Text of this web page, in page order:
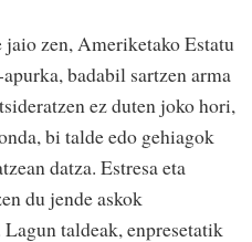
zen, Ameriketako Estatu
badabil sartzen arma
ez duten joko hori,
bi talde edo gehiagok
datza. Estresa eta
du jende askok
taldeak, enpresetatik